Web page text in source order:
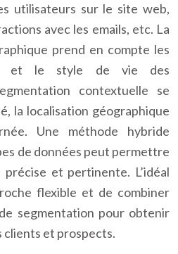
utilisateurs sur le site web,
avec les emails, etc. La
prend en compte les
et le style de vie des
contextuelle se
la localisation géographique
Une méthode hybride
de données peut permettre
et pertinente. L’idéal
flexible et de combiner
segmentation pour obtenir
clients et prospects.